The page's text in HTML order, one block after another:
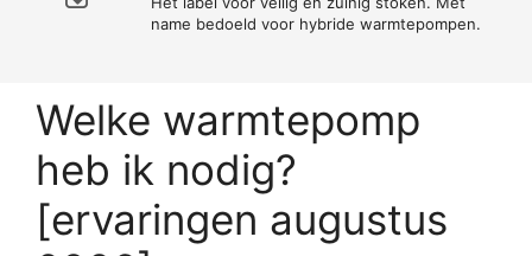
name bedoeld voor hybride warmtepompen.
Welke warmtepomp
heb ik nodig?
[ervaringen augustus